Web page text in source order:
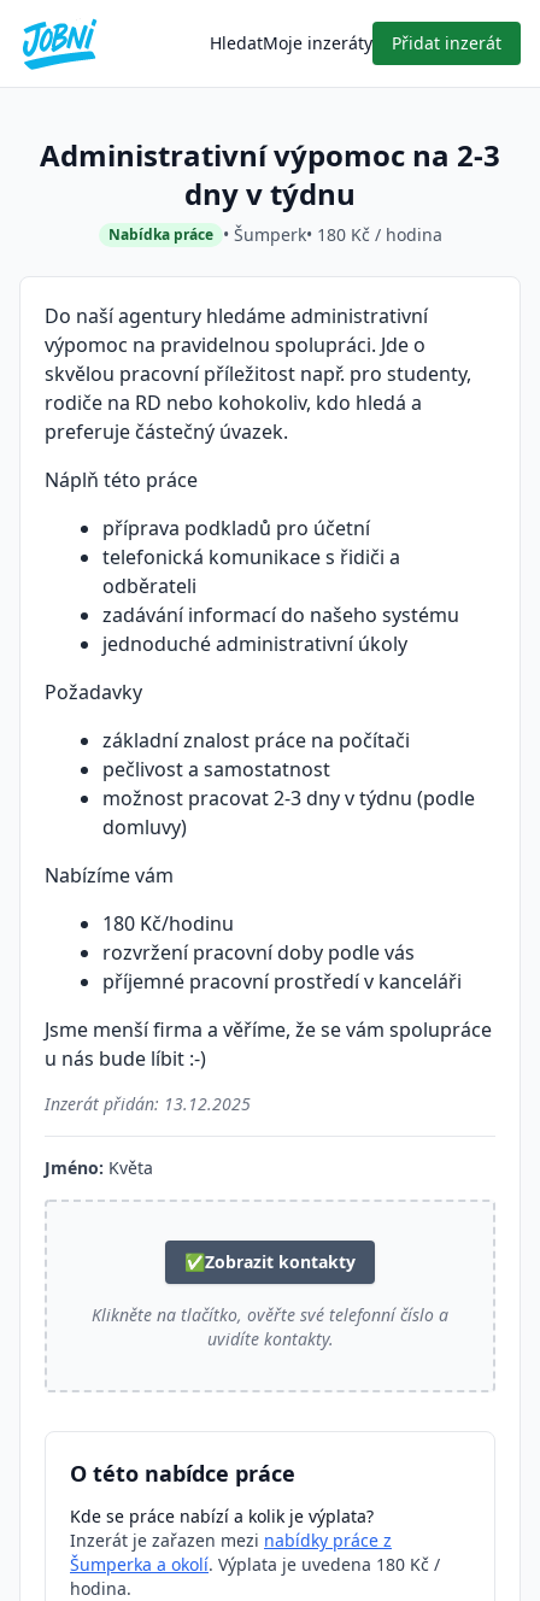
HledatMoje inzeráty Přidat inzerát
Administrativní výpomoc na 2-3
dny v týdnu
Nabídka práce • Šumperk• 180 Kč / hodina
Do naší agentury hledáme administrativní
výpomoc na pravidelnou spolupráci. Jde o
skvělou pracovní příležitost např. pro studenty,
rodiče na RD nebo kohokoliv, kdo hledá a
preferuje částečný úvazek.
Náplň této práce
příprava podkladů pro účetní
telefonická komunikace s řidiči a
odběrateli
zadávání informací do našeho systému
jednoduché administrativní úkoly
Požadavky
základní znalost práce na počítači
pečlivost a samostatnost
možnost pracovat 2-3 dny v týdnu (podle
domluvy)
Nabízíme vám
180 Kč/hodinu
rozvržení pracovní doby podle vás
příjemné pracovní prostředí v kanceláři
Jsme menší firma a věříme, že se vám spolupráce
u nás bude líbit :-)
Inzerát přidán: 13.12.2025
Jméno: Květa
✅Zobrazit kontakty
Klikněte na tlačítko, ověřte své telefonní číslo a
uvidíte kontakty.
O této nabídce práce
Kde se práce nabízí a kolik je výplata?
Inzerát je zařazen mezi nabídky práce z
Šumperka a okolí. Výplata je uvedena 180 Kč /
hodina.